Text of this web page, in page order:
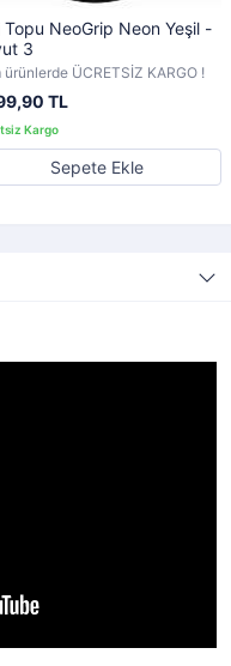
Topu NeoGrip Neon Yeşil -
3
ürünlerde ÜCRETSİZ KARGO !
TL
Sepete Ekle